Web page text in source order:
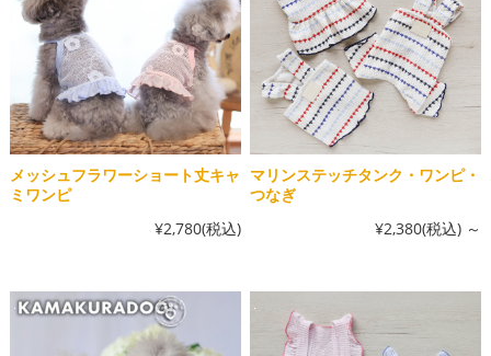
メッシュフラワーショート丈キャ
ミワンピ
¥2,780(税込)
マリンステッチタンク・ワンピ・
つなぎ
¥2,380(税込) ～